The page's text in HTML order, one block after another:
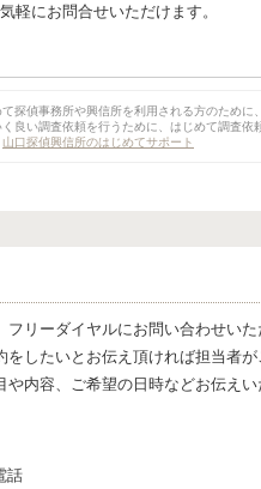
軽にお問合せいただけます。
探偵事務所や興信所を利用される方のために
良い調査依頼を行うために、はじめて調査依
山口探偵興信所のはじめてサポート
リーダイヤルにお問い合わせい
したいとお伝え頂ければ担当者
内容、ご希望の日時などお伝え
話